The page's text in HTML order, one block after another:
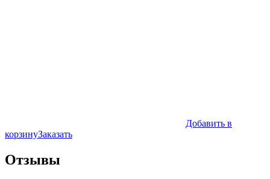
Добавить в
корзинуЗаказать
Отзывы